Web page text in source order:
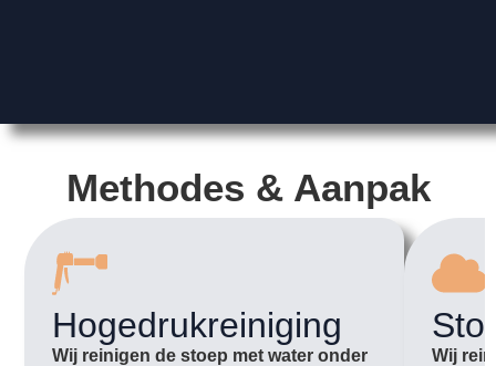
Methodes & Aanpak
Hogedrukreiniging
Wij reinigen de stoep met water onder
Wij